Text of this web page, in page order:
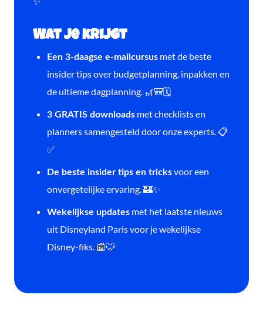
Wat je krijgt
Een 3-daagse e-mailcursus met de beste
insider tips over budgetplanning, inpakken en
de ultieme dagplanning. 🎢🎒🗓️
3 GRATIS downloads met checklists en
planners samengesteld door onze experts. 📋
✅
De beste insider tips en tricksvoor een
onvergetelijke ervaring. 🏰✨
Wekelijkse updates met het laatste nieuws
uit Disneyland Paris voor je wekelijkse
Disney-fiks. 📰🐭